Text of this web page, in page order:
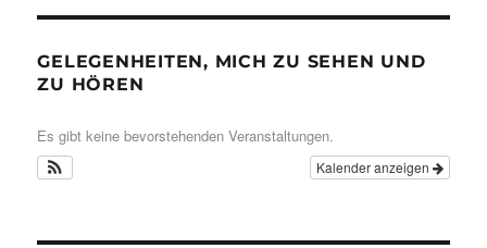
GELEGENHEITEN, MICH ZU SEHEN UND
ZU HÖREN
Es gibt keine bevorstehenden Veranstaltungen.
Kalender anzeigen